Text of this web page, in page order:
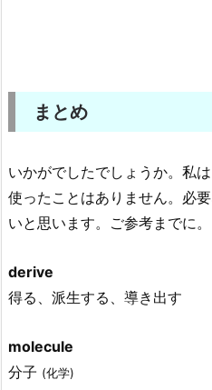
まとめ
いかがでしたでしょうか。私
使ったことはありません。必
いと思います。ご参考までに。
derive
得る、派生する、導き出す
molecule
分子 (化学)